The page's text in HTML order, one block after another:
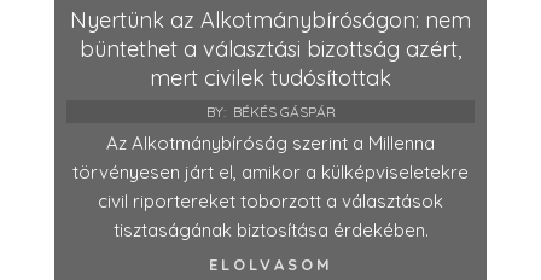
Nyertünk az Alkotmánybíróságon: nem
büntethet a választási bizottság azért,
mert civilek tudósítottak
BY: BÉKÉS GÁSPÁR
Az Alkotmánybíróság szerint a Millenna
törvényesen járt el, amikor a külképviseletekre
civil riportereket toborzott a választások
tisztaságának biztosítása érdekében.
ELOLVASOM